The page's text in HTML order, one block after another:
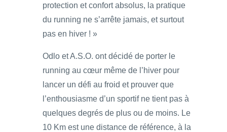
protection et confort absolus, la pratique
du running ne s’arrête jamais, et surtout
pas en hiver ! »
Odlo et A.S.O. ont décidé de porter le
running au cœur même de l’hiver pour
lancer un défi au froid et prouver que
l’enthousiasme d’un sportif ne tient pas à
quelques degrés de plus ou de moins. Le
10 Km est une distance de référence, à la